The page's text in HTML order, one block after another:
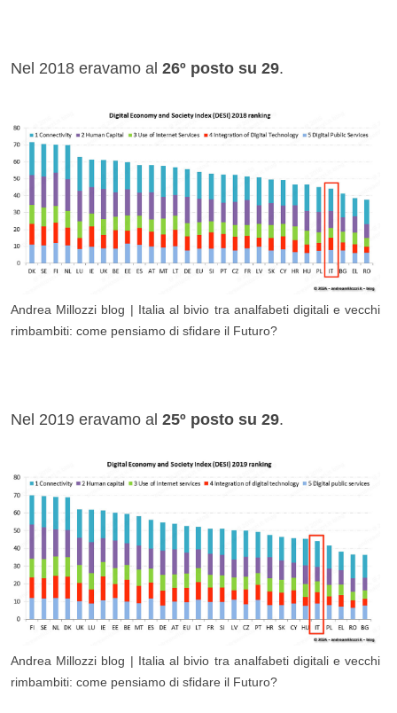
Nel 2018 eravamo al 26º posto su 29.
Andrea Millozzi blog | Italia al bivio tra analfabeti digitali e vecchi
rimbambiti: come pensiamo di sfidare il Futuro?
Nel 2019 eravamo al 25º posto su 29.
Andrea Millozzi blog | Italia al bivio tra analfabeti digitali e vecchi
rimbambiti: come pensiamo di sfidare il Futuro?